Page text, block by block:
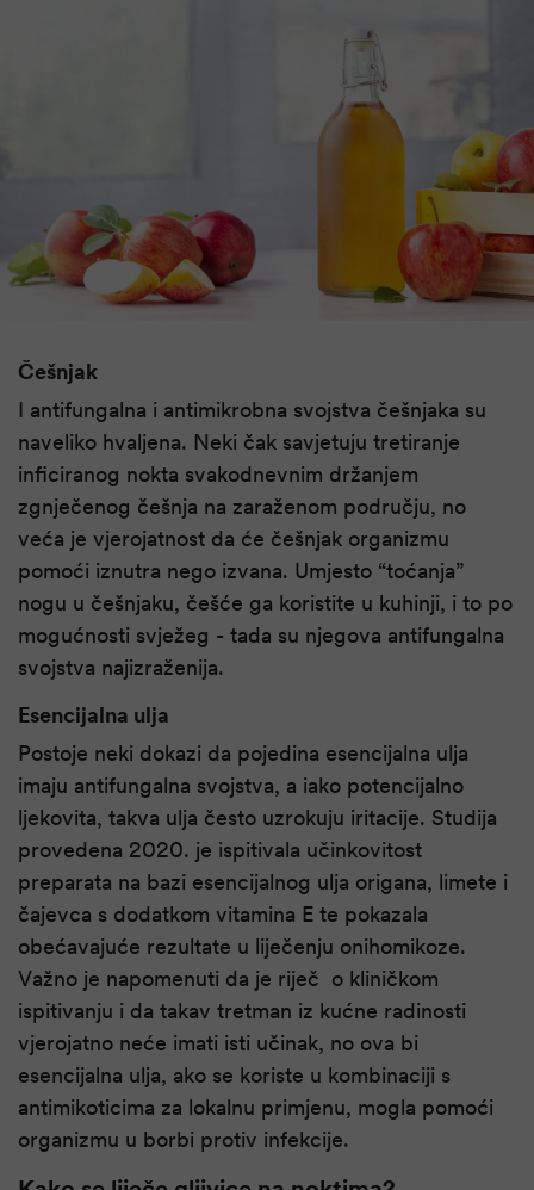
Češnjak
I antifungalna i antimikrobna svojstva češnjaka su
naveliko hvaljena. Neki čak savjetuju tretiranje
inficiranog nokta svakodnevnim držanjem
zgnječenog češnja na zaraženom području, no
veća je vjerojatnost da će češnjak organizmu
pomoći iznutra nego izvana. Umjesto “toćanja”
nogu u češnjaku, češće ga koristite u kuhinji, i to po
mogućnosti svježeg - tada su njegova antifungalna
svojstva najizraženija.
Esencijalna ulja
Postoje neki dokazi da pojedina esencijalna ulja
imaju antifungalna svojstva, a iako potencijalno
ljekovita, takva ulja često uzrokuju iritacije. Studija
provedena 2020. je ispitivala učinkovitost
preparata na bazi esencijalnog ulja origana, limete i
čajevca s dodatkom vitamina E te pokazala
obećavajuće rezultate u liječenju onihomikoze.
Važno je napomenuti da je riječ o kliničkom
ispitivanju i da takav tretman iz kućne radinosti
vjerojatno neće imati isti učinak, no ova bi
esencijalna ulja, ako se koriste u kombinaciji s
antimikoticima za lokalnu primjenu, mogla pomoći
organizmu u borbi protiv infekcije.